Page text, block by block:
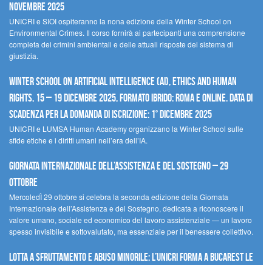
novembre 2025
UNICRI e SIOI ospiteranno la nona edizione della Winter School on
Environmental Crimes. Il corso fornirà ai partecipanti una comprensione
completa dei crimini ambientali e delle attuali risposte del sistema di
giustizia.
Winter School on Artificial Intelligence (AI), Ethics and Human
Rights, 15 – 19 dicembre 2025, Formato Ibrido: Roma e online. Data di
scadenza per la domanda di iscrizione: 1° dicembre 2025
UNICRI e LUMSA Human Academy organizzano la Winter School sulle
sfide etiche e i diritti umani nell’era dell’IA.
Giornata internazionale dell’assistenza e del sostegno – 29
ottobre
MercoledÌ 29 ottobre si celebra la seconda edizione della Giornata
Internazionale dell’Assistenza e del Sostegno, dedicata a riconoscere il
valore umano, sociale ed economico del lavoro assistenziale — un lavoro
spesso invisibile e sottovalutato, ma essenziale per il benessere collettivo.
Lotta a sfruttamento e abuso minorile: l’UNICRI forma a Bucarest le